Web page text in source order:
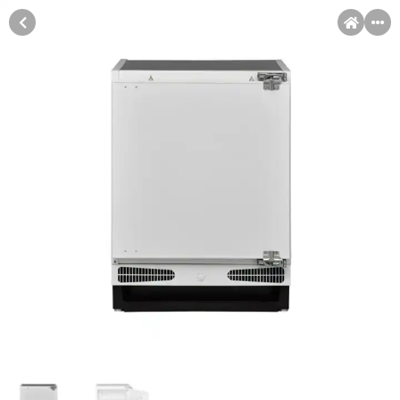
Sve je lakše kad se podijeli!